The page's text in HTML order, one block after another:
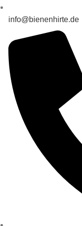
info@bienenhirte.de